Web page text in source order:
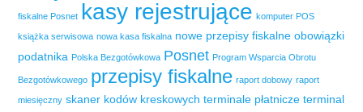
fiskalne Posnet kasy rejestrujące komputer POS
książka serwisowa nowa kasa fiskalna nowe przepisy fiskalne obowiązki
podatnika Polska Bezgotówkowa Posnet Program Wsparcia Obrotu
Bezgotówkowego przepisy fiskalne raport dobowy raport
miesięczny skaner kodów kreskowych terminale płatnicze terminal